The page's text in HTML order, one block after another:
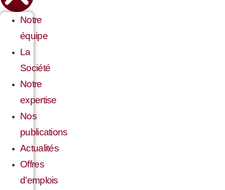
Notre
équipe
La
Société
Notre
expertise
Nos
publications
Actualités
Offres
d’emplois